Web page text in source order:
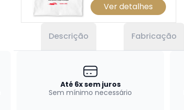
Ver detalhes
Descrição Fabricação
Até 6x sem juros
Sem mínimo necessário